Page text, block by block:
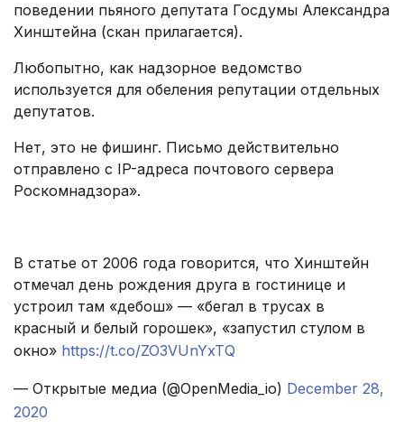
поведении пьяного депутата Госдумы Александра
Хинштейна (скан прилагается).
Любопытно, как надзорное ведомство
используется для обеления репутации отдельных
депутатов.
Нет, это не фишинг. Письмо действительно
отправлено с IP-адреса почтового сервера
Роскомнадзора».
В статье от 2006 года говорится, что Хинштейн
отмечал день рождения друга в гостинице и
устроил там «дебош» — «бегал в трусах в
красный и белый горошек», «запустил стулом в
окно» https://t.co/ZO3VUnYxTQ
— Открытые медиа (@OpenMedia_io) December 28,
2020